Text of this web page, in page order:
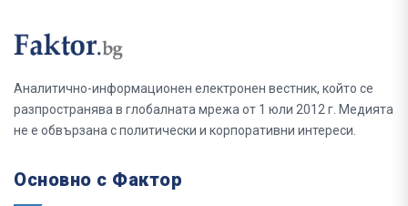
Аналитично-информационен електронен вестник, който се
разпространява в глобалната мрежа от 1 юли 2012 г. Медията
не е обвързана с политически и корпоративни интереси.
Основно с Фактор